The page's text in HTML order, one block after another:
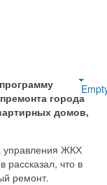
города
домов,
управления ЖКХ
что в
ремонт.